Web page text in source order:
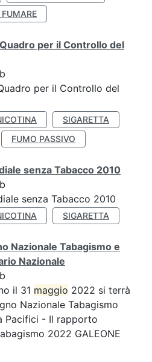
per il Controllo del
per il Controllo del
SIGARETTA
FUMO PASSIVO
senza Tabacco 2010
senza Tabacco 2010
SIGARETTA
Nazionale Tabagismo e
Nazionale
il 31 maggio 2022 si terrà
Nazionale Tabagismo
Pacifici - Il rapporto
2022 GALEONE